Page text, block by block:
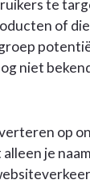
te
of
niet
op
je